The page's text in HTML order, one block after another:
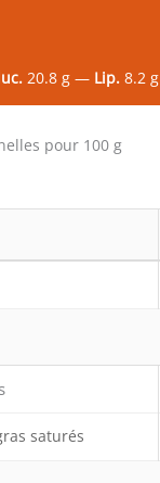
20.8 g — Lip. 8.2 g
pour 100 g
saturés